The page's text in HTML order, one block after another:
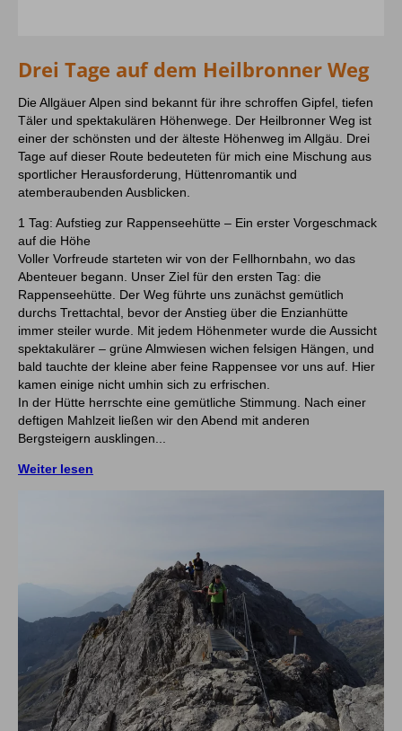
13. Restrisiko
14. Reiseveranstalter
info@alpintrekker.de
15. Das Recht auf Widerspruch (Art. 21 DSGVO)
https://www.bfdi.bund.de/DE/Buerger/Inhalte/Allgemein/
www.umsetzung-richtlinie-eu2015-2302.de
Drei Tage auf dem Heilbronner Weg
Die Allgäuer Alpen sind bekannt für ihre schroffen Gipfel, tiefen
Täler und spektakulären Höhenwege. Der Heilbronner Weg ist
einer der schönsten und der älteste Höhenweg im Allgäu. Drei
Tage auf dieser Route bedeuteten für mich eine Mischung aus
sportlicher Herausforderung, Hüttenromantik und
atemberaubenden Ausblicken.
1 Tag: Aufstieg zur Rappenseehütte – Ein erster Vorgeschmack
auf die Höhe
Voller Vorfreude starteten wir von der Fellhornbahn, wo das
Abenteuer begann. Unser Ziel für den ersten Tag: die
Rappenseehütte. Der Weg führte uns zunächst gemütlich
durchs Trettachtal, bevor der Anstieg über die Enzianhütte
immer steiler wurde. Mit jedem Höhenmeter wurde die Aussicht
spektakulärer – grüne Almwiesen wichen felsigen Hängen, und
bald tauchte der kleine aber feine Rappensee vor uns auf. Hier
kamen einige nicht umhin sich zu erfrischen.
In der Hütte herrschte eine gemütliche Stimmung. Nach einer
deftigen Mahlzeit ließen wir den Abend mit anderen
Bergsteigern ausklingen...
Weiter lesen